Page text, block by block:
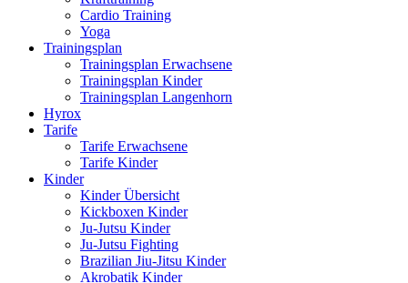
Cardio Training
Yoga
Trainingsplan
Trainingsplan Erwachsene
Trainingsplan Kinder
Trainingsplan Langenhorn
Hyrox
Tarife
Tarife Erwachsene
Tarife Kinder
Kinder
Kinder Übersicht
Kickboxen Kinder
Ju-Jutsu Kinder
Ju-Jutsu Fighting
Brazilian Jiu-Jitsu Kinder
Akrobatik Kinder